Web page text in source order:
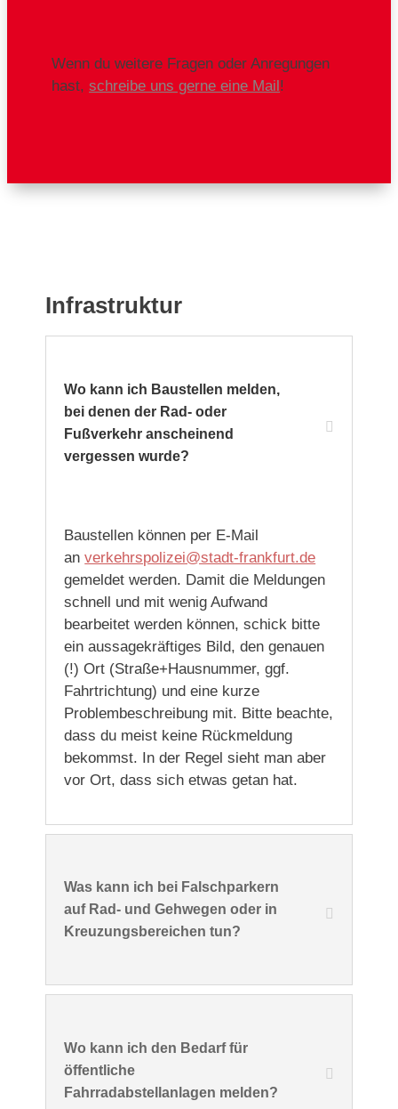
Wenn du weitere Fragen oder Anregungen
hast,schreibe uns gerne eine Mail!
Infrastruktur
Wo kann ich Baustellen melden,
bei denen der Rad- oder
Fußverkehr anscheinend
vergessen wurde?
Baustellen können per E-Mail
anverkehrspolizei@stadt-frankfurt.de
gemeldet werden. Damit die Meldungen
schnell und mit wenig Aufwand
bearbeitet werden können, schick bitte
ein aussagekräftiges Bild, den genauen
(!) Ort (Straße+Hausnummer, ggf.
Fahrtrichtung) und eine kurze
Problembeschreibung mit. Bitte beachte,
dass du meist keine Rückmeldung
bekommst. In der Regel sieht man aber
vor Ort, dass sich etwas getan hat.
Was kann ich bei Falschparkern
auf Rad- und Gehwegen oder in
Kreuzungsbereichen tun?
Wo kann ich den Bedarf für
öffentliche
Fahrradabstellanlagen melden?